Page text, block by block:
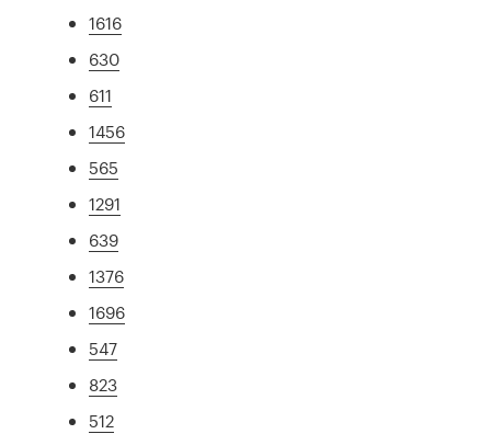
1616
630
611
1456
565
1291
639
1376
1696
547
823
512